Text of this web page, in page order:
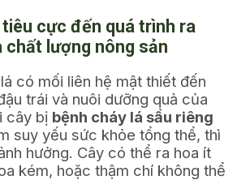
cực đến quá trình ra
chất lượng nông sản
có mối liên hệ mật thiết đến
trái và nuôi dưỡng quả của
cây bị bệnh cháy lá sầu riêng
suy yếu sức khỏe tổng thể, thì
hưởng. Cây có thể ra hoa ít
kém, hoặc thậm chí không thể